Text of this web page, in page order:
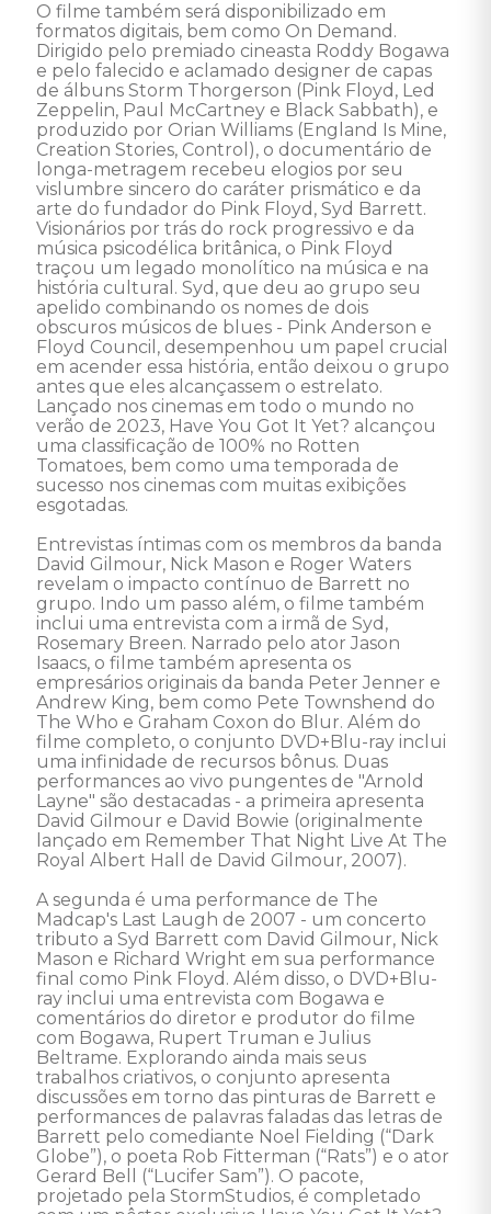
O filme também será disponibilizado em
formatos digitais, bem como On Demand.
Dirigido pelo premiado cineasta Roddy Bogawa
e pelo falecido e aclamado designer de capas
de álbuns Storm Thorgerson (Pink Floyd, Led
Zeppelin, Paul McCartney e Black Sabbath), e
produzido por Orian Williams (England Is Mine,
Creation Stories, Control), o documentário de
longa-metragem recebeu elogios por seu
vislumbre sincero do caráter prismático e da
arte do fundador do Pink Floyd, Syd Barrett.
Visionários por trás do rock progressivo e da
música psicodélica britânica, o Pink Floyd
traçou um legado monolítico na música e na
história cultural. Syd, que deu ao grupo seu
apelido combinando os nomes de dois
obscuros músicos de blues - Pink Anderson e
Floyd Council, desempenhou um papel crucial
em acender essa história, então deixou o grupo
antes que eles alcançassem o estrelato.
Lançado nos cinemas em todo o mundo no
verão de 2023, Have You Got It Yet? alcançou
uma classificação de 100% no Rotten
Tomatoes, bem como uma temporada de
sucesso nos cinemas com muitas exibições
esgotadas.
Entrevistas íntimas com os membros da banda
David Gilmour, Nick Mason e Roger Waters
revelam o impacto contínuo de Barrett no
grupo. Indo um passo além, o filme também
inclui uma entrevista com a irmã de Syd,
Rosemary Breen. Narrado pelo ator Jason
Isaacs, o filme também apresenta os
empresários originais da banda Peter Jenner e
Andrew King, bem como Pete Townshend do
The Who e Graham Coxon do Blur. Além do
filme completo, o conjunto DVD+Blu-ray inclui
uma infinidade de recursos bônus. Duas
performances ao vivo pungentes de "Arnold
Layne" são destacadas - a primeira apresenta
David Gilmour e David Bowie (originalmente
lançado em Remember That Night Live At The
Royal Albert Hall de David Gilmour, 2007).
A segunda é uma performance de The
Madcap's Last Laugh de 2007 - um concerto
tributo a Syd Barrett com David Gilmour, Nick
Mason e Richard Wright em sua performance
final como Pink Floyd. Além disso, o DVD+Blu-
ray inclui uma entrevista com Bogawa e
comentários do diretor e produtor do filme
com Bogawa, Rupert Truman e Julius
Beltrame. Explorando ainda mais seus
trabalhos criativos, o conjunto apresenta
discussões em torno das pinturas de Barrett e
performances de palavras faladas das letras de
Barrett pelo comediante Noel Fielding (“Dark
Globe”), o poeta Rob Fitterman (“Rats”) e o ator
Gerard Bell (“Lucifer Sam”). O pacote,
projetado pela StormStudios, é completado